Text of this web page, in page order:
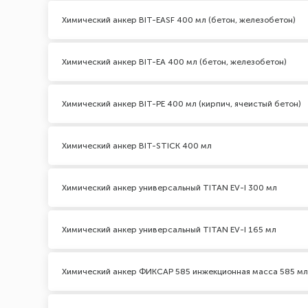
Химический анкер BIT-EASF 400 мл (бетон, железобетон)
Химический анкер BIT-EA 400 мл (бетон, железобетон)
Химический анкер BIT-PE 400 мл (кирпич, ячеистый бетон)
Химический анкер BIT-STICK 400 мл
Химический анкер универсальный TITAN EV-I 300 мл
Химический анкер универсальный TITAN EV-I 165 мл
Химический анкер ФИКСАР 585 инжекционная масса 585 мл